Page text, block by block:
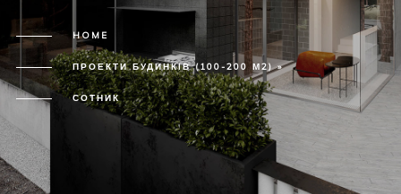
HOME
ПРОЕКТИ БУДИНКІВ (100-200 М2) »
СОТНИК